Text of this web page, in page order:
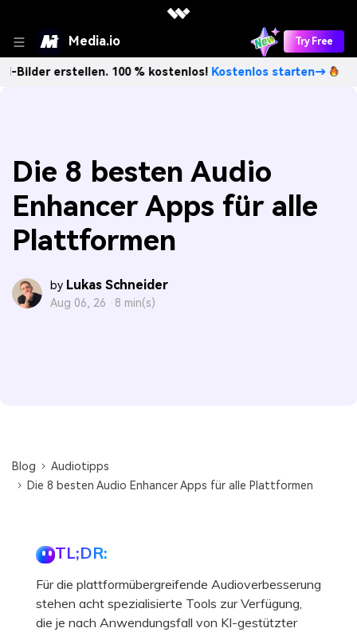
Media.io Try Free
100 % kostenlos!Kostenlos starten→
Die 8 besten Audio
Enhancer Apps für alle
Plattformen
by Lukas Schneider
Aug 06, 26 · 8 min(s)
Blog
Audiotipps
Die 8 besten Audio Enhancer Apps für alle Plattformen
TL;DR:
Für die plattformübergreifende Audioverbesserung
stehen acht spezialisierte Tools zur Verfügung,
die je nach Anwendungsfall von KI-gestützter